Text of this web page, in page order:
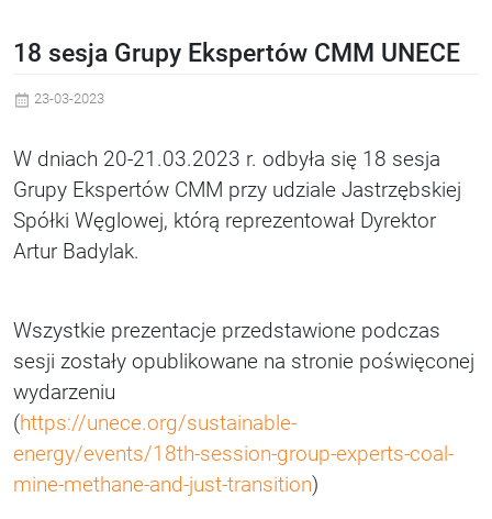
18 sesja Grupy Ekspertów CMM UNECE
23-03-2023
W dniach 20-21.03.2023 r. odbyła się 18 sesja
Grupy Ekspertów CMM przy udziale Jastrzębskiej
Spółki Węglowej, którą reprezentował Dyrektor
Artur Badylak.
Wszystkie prezentacje przedstawione podczas
sesji zostały opublikowane na stronie poświęconej
wydarzeniu
(https://unece.org/sustainable-
energy/events/18th-session-group-experts-coal-
mine-methane-and-just-transition)